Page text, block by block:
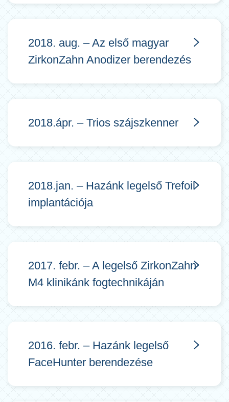
2018. aug. – Az első magyar
ZirkonZahn Anodizer berendezés
2018.ápr. – Trios szájszkenner
2018.jan. – Hazánk legelső Trefoil
implantációja
2017. febr. – A legelső ZirkonZahn
M4 klinikánk fogtechnikáján
2016. febr. – Hazánk legelső
FaceHunter berendezése